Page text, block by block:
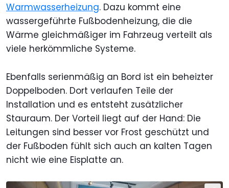
Warmwasserheizung. Dazu kommt eine
wassergeführte Fußbodenheizung, die die
Wärme gleichmäßiger im Fahrzeug verteilt als
viele herkömmliche Systeme.
Ebenfalls serienmäßig an Bord ist ein beheizter
Doppelboden. Dort verlaufen Teile der
Installation und es entsteht zusätzlicher
Stauraum. Der Vorteil liegt auf der Hand: Die
Leitungen sind besser vor Frost geschützt und
der Fußboden fühlt sich auch an kalten Tagen
nicht wie eine Eisplatte an.